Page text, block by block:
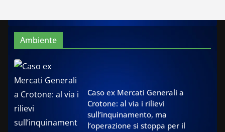
Ambiente
Caso ex Mercati Generali a
Crotone: al via i rilievi
sull’inquinamento, ma
l’operazione si stoppa per il